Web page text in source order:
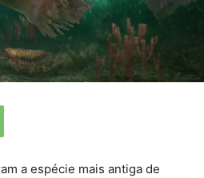
a espécie mais antiga de